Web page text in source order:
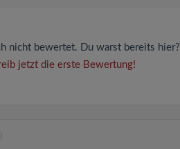
nicht bewertet. Du warst bereits hier?
jetzt die erste Bewertung!